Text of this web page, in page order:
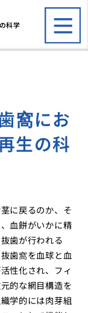
科学
窩にお
生の科
に戻るのか、そ
血餅がいかに精
歯が行われる
歯窩を血球と血
性化され、フィ
的な網目構造を
学的には肉芽組